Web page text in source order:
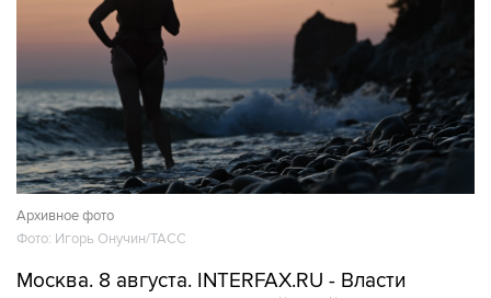
Архивное фото
Фото: Игорь Онучин/ТАСС
Москва. 8 августа. INTERFAX.RU - Власти